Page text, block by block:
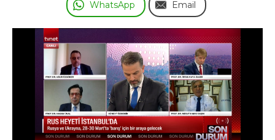
WhatsApp Email